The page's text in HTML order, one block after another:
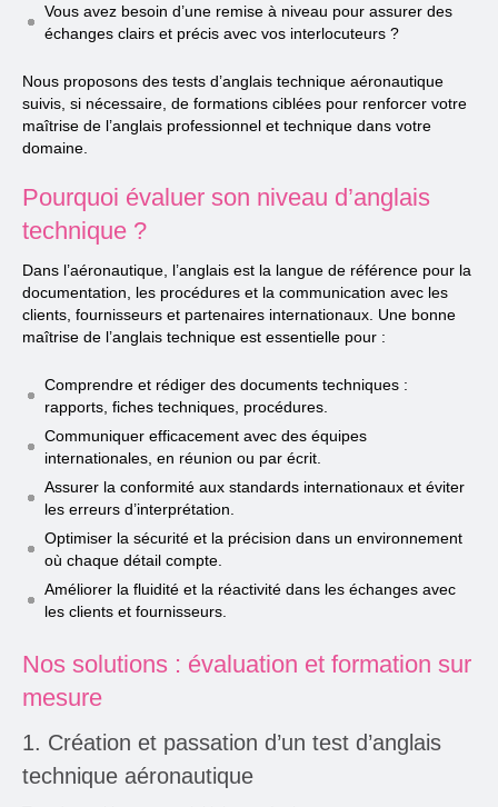
Vous avez besoin d’une remise à niveau pour assurer des
échanges clairs et précis avec vos interlocuteurs ?
Nous proposons des tests d’anglais technique aéronautique
suivis, si nécessaire, de formations ciblées pour renforcer votre
maîtrise de l’anglais professionnel et technique dans votre
domaine.
Pourquoi évaluer son niveau d’anglais
technique ?
Dans l’aéronautique, l’anglais est la langue de référence pour la
documentation, les procédures et la communication avec les
clients, fournisseurs et partenaires internationaux. Une bonne
maîtrise de l’anglais technique est essentielle pour :
Comprendre et rédiger des documents techniques :
rapports, fiches techniques, procédures.
Communiquer efficacement avec des équipes
internationales, en réunion ou par écrit.
Assurer la conformité aux standards internationaux et éviter
les erreurs d’interprétation.
Optimiser la sécurité et la précision dans un environnement
où chaque détail compte.
Améliorer la fluidité et la réactivité dans les échanges avec
les clients et fournisseurs.
Nos solutions : évaluation et formation sur
mesure
1. Création et passation d’un test d’anglais
technique aéronautique